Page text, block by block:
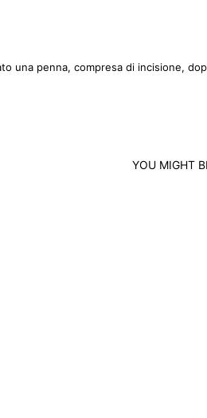
una penna, compresa di incisione,
YOU MIGHT